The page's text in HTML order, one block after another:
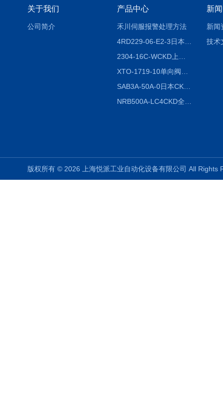
关于我们
公司简介
产品中心
禾川伺服报警处理方法
SAB3A-50A-0日本CKD全国授权代理
新
新闻
技术
版权所有 © 2026 上海悦派工业自动化设备有限公司 All